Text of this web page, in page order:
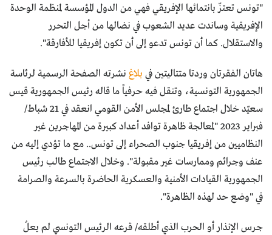
"تونس تعتزّ بانتمائها الإفريقي فهي من الدول المؤسسة لمنظمة الوحدة
الإفريقية وساندت عديد الشعوب في نضالها من أجل التحرر
والاستقلال. كما أن تونس تدعو إلى أن تكون إفريقيا للأفارقة".
هاتان الفقرتان وردتا متتاليتين في بلاغ نشرته الصفحة الرسمية لرئاسة
الجمهورية التونسية، وتنقل فيه حرفياً ما قاله رئيس الجمهورية قيس
سعيّد خلال اجتماع طارئ لمجلس الأمن القومي انعقد في 21 شباط/
فبراير 2023 "لمعالجة ظاهرة توافد أعداد كبيرة من المهاجرين غير
النظاميين من إفريقيا جنوب الصحراء إلى تونس.. مع ما تؤدي إليه من
عنف وجرائم وممارسات غير مقبولة". وخلال الاجتماع طالب رئيس
الجمهورية القيادات الأمنية والعسكرية الحاضرة بالسرعة والصرامة
في "وضع حد لهذه الظاهرة".
جرس الإنذار أو الحرب الذي أطلقه/ قرعه الرئيس التونسي لم يعلُ